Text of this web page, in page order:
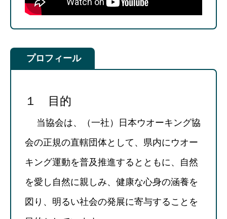
プロフィール
１ 目的
当協会は、（一社）日本ウオーキング協
会の正規の直轄団体として、県内にウオー
キング運動を普及推進するとともに、自然
を愛し自然に親しみ、健康な心身の涵養を
図り、明るい社会の発展に寄与することを